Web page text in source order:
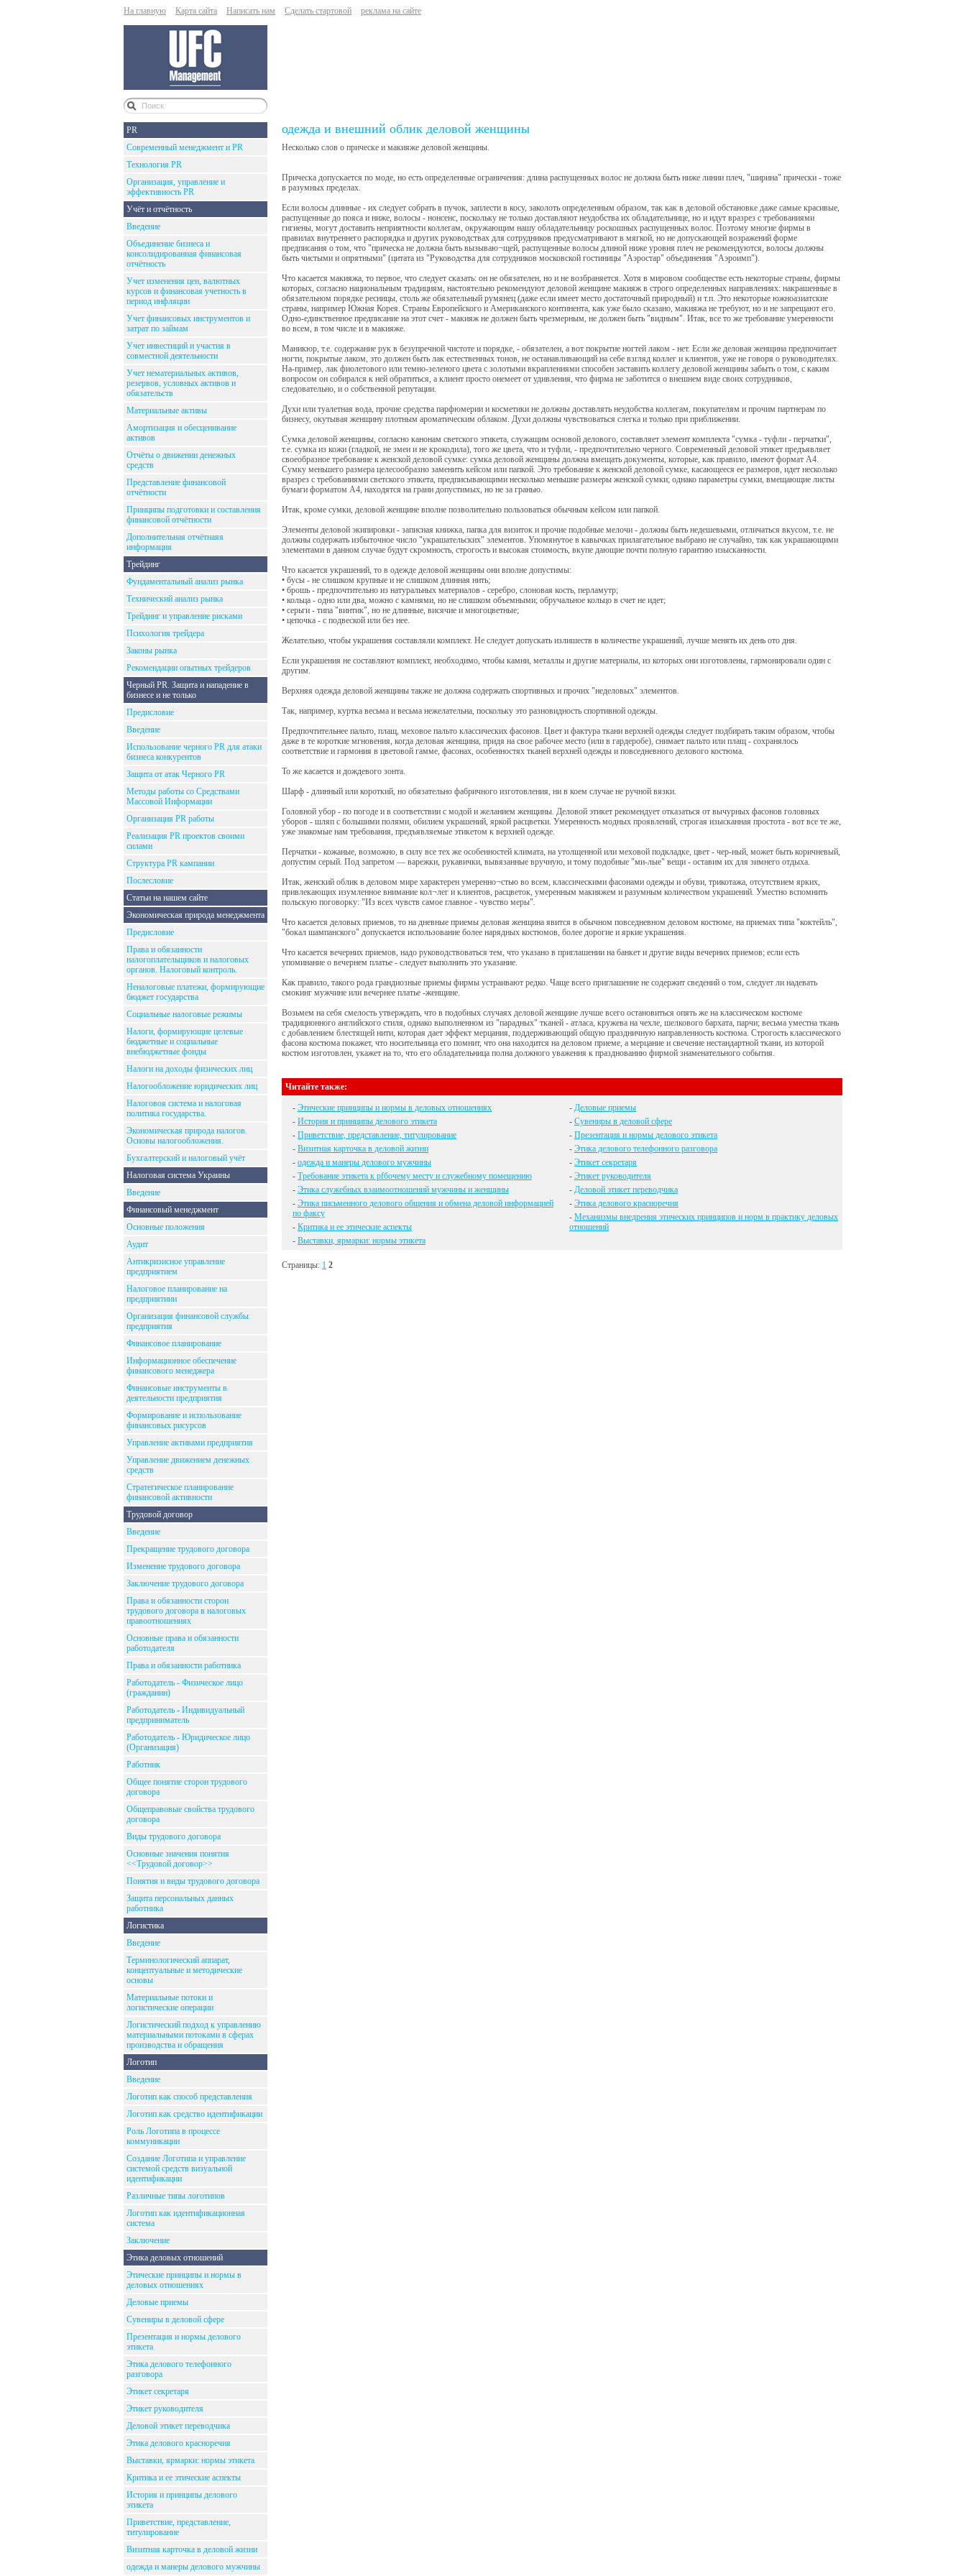
На главную Карта сайта Написать нам Сделать стартовой реклама на сайте
PR
Современный менеджмент и PR
Технология PR
Организация, управление и
эффективность PR
Учёт и отчётность
Введение
Объединение бизнеса и
консолидированная финансовая
отчётность
Учет изменения цен, валютных
курсов и финансовая учетность в
период инфляции
Учет финансовых инструментов и
затрат по займам
Учет инвестиций и участия в
совместной деятельности
Учет нематериальных активов,
резервов, условных активов и
обязательств
Материальные активы
Амортизация и обесценивание
активов
Отчёты о движении денежных
средств
Представление финансовой
отчётности
Принципы подготовки и составления
финансовой отчётности
Дополнительная отчётнаяя
информация
Трейдинг
Фундаментальный анализ рынка
Технический анализ рынка
Трейдинг и управление рисками
Психология трейдера
Законы рынка
Рекомендации опытных трейдеров
Черный PR. Защита и нападение в
бизнесе и не только
Предисловие
Введение
Использование черного PR для атаки
бизнеса конкурентов
Защита от атак Черного PR
Методы работы со Средствами
Массовой Информации
Организация PR работы
Реализация PR проектов своими
силами
Структура PR кампании
Послесловие
Статьи на нашем сайте
Экономическая природа менеджмента
Предисловие
Права и обязанности
налогоплательщиков и налоговых
органов. Налоговый контроль.
Неналоговые платежи, формирующие
бюджет государства
Социальные налоговые режимы
Налоги, формирующие целевые
бюджетные и социальные
внебюджетные фонды
Налоги на доходы физических лиц
Налогообложение юридических лиц
Налоговоя система и налоговая
политика государства.
Экономическая природа налогов.
Основы налогообложения.
Бухгалтерский и налоговый учёт
Налоговая система Украины
Введение
Финансовый менеджмент
Основные положения
Аудит
Антикризисное управление
предприятием
Налоговое планирование на
предприятиии
Организация финансовой службы
предприятия
Финансовое планирование
Информационное обеспечение
финансового менеджера
Финансовые инструменты в
деятельности предприятия
Формирование и использование
финансовых рисурсов
Управление активами предприятия
Управление движением денежных
средств
Стратегическое планирование
финансовой активности
Трудовой договор
Введение
Прекращение трудового договора
Изменение трудового договора
Заключение трудового договора
Права и обязанности сторон
трудового договора в налоговых
правоотношениях
Основные права и обязанности
работодателя
Права и обязанности работника
Работодатель - Физическое лицо
(гражданин)
Работодатель - Индивидуальный
предприниматель
Работодатель - Юридическое лицо
(Организация)
Работник
Общее понятие сторон трудового
договора
Общеправовые свойства трудового
договора
Виды трудового договора
Основные значения понятия
<<Трудовой договор>>
Понятия и виды трудового договора
Защита персональных данных
работника
Логистика
Введение
Терминологический аппарат,
концептуальные и методические
основы
Материальные потоки и
логистические операции
Логистический подход к управлению
материальными потоками в сферах
производства и обращения
Логотип
Введение
Логотип как способ представления
Логотип как средство идентификации
Роль Логотипа в процессе
коммуникации
Создание Логотипа и управление
системой средств визуальной
идентификации
Различные типы логотипов
Логотип как идентификационная
система
Заключение
Этика деловых отношений
Этические принципы и нормы в
деловых отношениях
Деловые приемы
Сувениры в деловой сфере
Презентация и нормы делового
этикета
Этика делового телефонного
разговора
Этикет секретаря
Этикет руководителя
Деловой этикет переводчика
Этика делового красноречия
Выставки, ярмарки: нормы этикета
Критика и ее этические аспекты
История и принципы делового
этикета
Приветствие, представление,
титулирование
Визитная карточка в деловой жизни
одежда и манеры делового мужчины
одежда и внешний облик деловой женщины
Несколько слов о прическе и макияже деловой женщины.
Прическа допускается по моде, но есть определенные ограничения: длина распущенных волос не должна быть ниже линии плеч, "ширина" прически - тоже
в разумных пределах.
Если волосы длинные - их следует собрать в пучок, заплести в косу, заколоть определенным образом, так как в деловой обстановке даже самые красивые,
распущенные до пояса и ниже, волосы - нонсенс, поскольку не только доставляют неудобства их обладательнице, но и идут вразрез с требованиями
гигиены, могут доставить неприятности коллегам, окружающим нашу обладательницу роскошных распущенных волос. Поэтому многие фирмы в
правилах внутреннего распорядка и других руководствах для сотрудников предусматривают в мягкой, но не допускающей возражений форме
предписания о том, что "прическа не должна быть вызываю¬щей, распущенные волосы длиной ниже уровня плеч не рекомендуются, волосы должны
быть чистыми и опрятными" (цитата из "Руководства для сотрудников московской гостиницы "Аэростар" объединения "Аэроимп").
Что касается макияжа, то первое, что следует сказать: он не обязателен, но и не возбраняется. Хотя в мировом сообществе есть некоторые страны, фирмы
которых, согласно национальным традициям, настоятельно рекомендуют деловой женщине макияж в строго определенных направлениях: накрашенные в
обязательном порядке ресницы, столь же обязательный румянец (даже если имеет место достаточный природный) и т.п. Это некоторые южноазиатские
страны, например Южная Корея. Страны Европейского и Американского континента, как уже было сказано, макияжа не требуют, но и не запрещают его.
Одно-единственное предписание на этот счет - макияж не должен быть чрезмерным, не должен быть "видным". Итак, все то же требование умеренности
во всем, в том числе и в макияже.
Маникюр, т.е. содержание рук в безупречной чистоте и порядке, - обязателен, а вот покрытие ногтей лаком - нет. Если же деловая женщина предпочитает
ногти, покрытые лаком, это должен быть лак естественных тонов, не останавливающий на себе взгляд коллег и клиентов, уже не говоря о руководителях.
На-пример, лак фиолетового или темно-зеленого цвета с золотыми вкраплениями способен заставить коллегу деловой женщины забыть о том, с каким
вопросом он собирался к ней обратиться, а клиент просто онемеет от удивления, что фирма не заботится о внешнем виде своих сотрудников,
следовательно, и о собственной репутации.
Духи или туалетная вода, прочие средства парфюмерии и косметики не должны доставлять неудобства коллегам, покупателям и прочим партнерам по
бизнесу, окутывая женщину плотным ароматическим облаком. Духи должны чувствоваться слегка и только при приближении.
Сумка деловой женщины, согласно канонам светского этикета, служащим основой делового, составляет элемент комплекта "сумка - туфли - перчатки",
т.е. сумка из кожи (гладкой, не змеи и не крокодила), того же цвета, что и туфли, - предпочтительно черного. Современный деловой этикет предъявляет
своеобразное требование к женской деловой сумке: сумка деловой женщины должна вмещать документы, которые, как правило, имеют формат А4.
Сумку меньшего размера целесообразно заменить кейсом или папкой. Это требование к женской деловой сумке, касающееся ее размеров, идет несколько
вразрез с требованиями светского этикета, предписывающими несколько меньшие размеры женской сумки; однако параметры сумки, вмещающие листы
бумаги форматом А4, находятся на грани допустимых, но не за гранью.
Итак, кроме сумки, деловой женщине вполне позволительно пользоваться обычным кейсом или папкой.
Элементы деловой экипировки - записная книжка, папка для визиток и прочие подобные мелочи - должны быть недешевыми, отличаться вкусом, т.е. не
должны содержать избыточное число "украшательских" элементов. Упомянутое в кавычках прилагательное выбрано не случайно, так как украшающими
элементами в данном случае будут скромность, строгость и высокая стоимость, вкупе дающие почти полную гарантию изысканности.
Что касается украшений, то в одежде деловой женщины они вполне допустимы:
• бусы - не слишком крупные и не слишком длинная нить;
• брошь - предпочтительно из натуральных материалов - серебро, слоновая кость, перламутр;
• кольца - одно или два, можно с камнями, но не слишком объемными; обручальное кольцо в счет не идет;
• серьги - типа "винтик", но не длинные, висячие и многоцветные;
• цепочка - с подвеской или без нее.
Желательно, чтобы украшения составляли комплект. Не следует допускать излишеств в количестве украшений, лучше менять их день ото дня.
Если украшения не составляют комплект, необходимо, чтобы камни, металлы и другие материалы, из которых они изготовлены, гармонировали один с
другим.
Верхняя одежда деловой женщины также не должна содержать спортивных и прочих "неделовых" элементов.
Так, например, куртка весьма и весьма нежелательна, поскольку это разновидность спортивной одежды.
Предпочтительнее пальто, плащ, меховое пальто классических фасонов. Цвет и фактура ткани верхней одежды следует подбирать таким образом, чтобы
даже в те короткие мгновения, когда деловая женщина, придя на свое рабочее место (или в гардеробе), снимает пальто или плащ - сохранялось
соответствие и гармония в цветовой гамме, фасонах, особенностях тканей верхней одежды и повседневного делового костюма.
То же касается и дождевого зонта.
Шарф - длинный или короткий, но обязательно фабричного изготовления, ни в коем случае не ручной вязки.
Головной убор - по погоде и в соответствии с модой и желанием женщины. Деловой этикет рекомендует отказаться от вычурных фасонов головных
уборов - шляп с большими полями, обилием украшений, яркой расцветки. Умеренность модных проявлений, строгая изысканная простота - вот все те же,
уже знакомые нам требования, предъявляемые этикетом к верхней одежде.
Перчатки - кожаные, возможно, в силу все тех же особенностей климата, на утолщенной или меховой подкладке, цвет - чер-ный, может быть коричневый,
допустим серый. Под запретом — варежки, рукавички, вывязанные вручную, и тому подобные "ми-лые" вещи - оставим их для зимнего отдыха.
Итак, женский облик в деловом мире характерен умеренно¬стью во всем, классическими фасонами одежды и обуви, трикотажа, отсутствием ярких,
привлекающих изумленное внимание кол¬лег и клиентов, расцветок, умеренным макияжем и разумным количеством украшений. Уместно вспомнить
польскую поговорку: "Из всех чувств самое главное - чувство меры".
Что касается деловых приемов, то на дневные приемы деловая женщина явится в обычном повседневном деловом костюме, на приемах типа "коктейль",
"бокал шампанского" допускается использование более нарядных костюмов, более дорогие и яркие украшения.
Что касается вечерних приемов, надо руководствоваться тем, что указано в приглашении на банкет и другие виды вечерних приемов; если есть
упоминание о вечернем платье - следует выполнить это указание.
Как правило, такого рода грандиозные приемы фирмы устраивают редко. Чаще всего приглашение не содержит сведений о том, следует ли надевать
смокинг мужчине или вечернее платье -женщине.
Возьмем на себя смелость утверждать, что в подобных случаях деловой женщине лучше всего остановиться опять же на классическом костюме
традиционного английского стиля, однако выполненном из "парадных" тканей - атласа, кружева на чехле, шелкового бархата, парчи; весьма уместна ткань
с добавлением блестящей нити, которая дает эффект мерцания, поддерживающий общую праздничную направленность костюма. Строгость классического
фасона костюма покажет, что носительница его помнит, что она находится на деловом приеме, а мерцание и свечение нестандартной ткани, из которой
костюм изготовлен, укажет на то, что его обладательница полна должного уважения к празднованию фирмой знаменательного события.
Читайте также:
- Этические принципы и нормы в деловых отношениях
- История и принципы делового этикета
- Приветствие, представление, титулирование
- Визитная карточка в деловой жизни
- одежда и манеры делового мужчины
- Требование этикета к рfбочему месту и служебному помещению
- Этика служебных взаимоотношений мужчины и женщины
- Этика письменного делового общения и обмена деловой информацией
по факсу
- Критика и ее этические аспекты
- Выставки, ярмарки: нормы этикета
- Деловые приемы
- Сувениры в деловой сфере
- Презентация и нормы делового этикета
- Этика делового телефонного разговора
- Этикет секретаря
- Этикет руководителя
- Деловой этикет переводчика
- Этика делового красноречия
- Механизмы внедрения этических принципов и норм в практику деловых
отношений
Страницы: 1 2